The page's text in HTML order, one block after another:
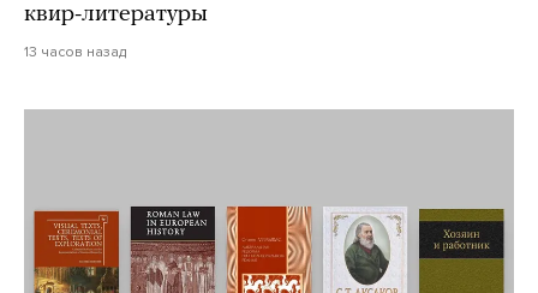
квир-литературы
13 часов назад